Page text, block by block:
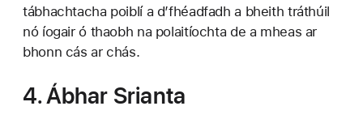
tábhachtacha poiblí a d’fhéadfadh a bheith tráthúil
nó íogair ó thaobh na polaitíochta de a mheas ar
bhonn cás ar chás.
4. Ábhar Srianta